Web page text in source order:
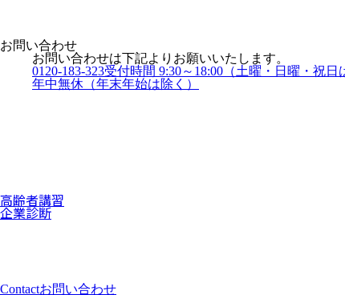
お問い合わせ
お問い合わせは下記よりお願いいたします。
0120-183-323受付時間 9:30～18:00 （土曜・日曜・祝日
年中無休（年末年始は除く）
高齢者講習
企業診断
Contactお問い合わせ